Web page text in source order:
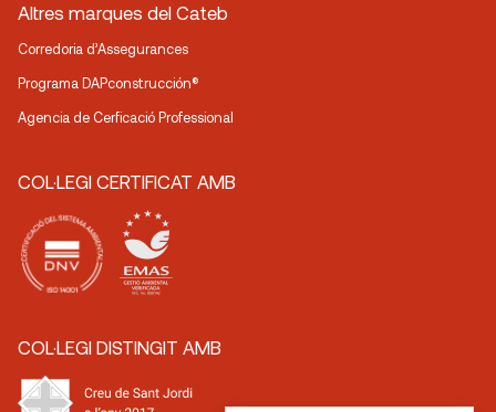
Altres marques del Cateb
Corredoria d’Assegurances
Programa DAPconstrucción®
Agencia de Cerficació Professional
COL·LEGI CERTIFICAT AMB
COL·LEGI DISTINGIT AMB